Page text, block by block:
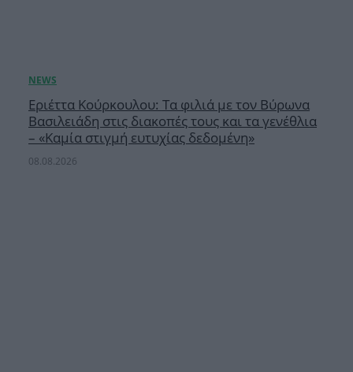
Εριέττα Κούρκουλου: Τα φιλιά με τον Βύρωνα
Βασιλειάδη στις διακοπές τους και τα γενέθλια
– «Καμία στιγμή ευτυχίας δεδομένη»
08.08.2026